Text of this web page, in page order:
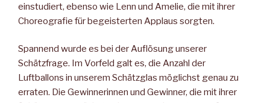
einstudiert, ebenso wie Lenn und Amelie, die mit ihrer
Choreografie für begeisterten Applaus sorgten.
Spannend wurde es bei der Auflösung unserer
Schätzfrage. Im Vorfeld galt es, die Anzahl der
Luftballons in unserem Schätzglas möglichst genau zu
erraten. Die Gewinnerinnen und Gewinner, die mit ihrer